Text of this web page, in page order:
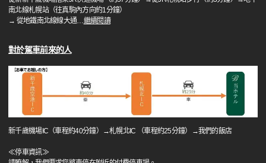
南北線札幌站（往真駒內方向約1分鐘）
→ 從地鐵南北線線大通…繼續閱讀
對於駕車前來的人
新千歲機場IC（車程約40分鐘）→札幌北IC （車程約25分鐘）→我們的飯店
≪停車資訊≫